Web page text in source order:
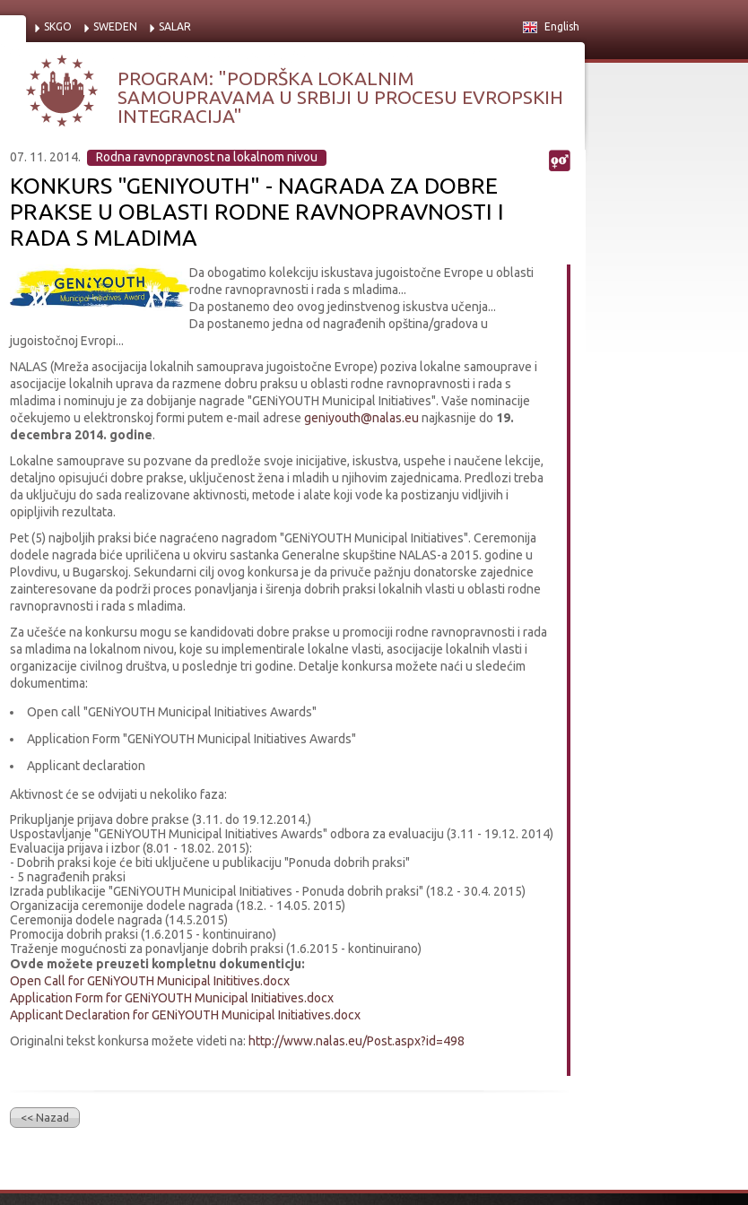
SKGO SWEDEN SALAR English
PROGRAM: "PODRŠKA LOKALNIM
SAMOUPRAVAMA U SRBIJI U PROCESU EVROPSKIH
INTEGRACIJA"
07. 11. 2014. Rodna ravnopravnost na lokalnom nivou
KONKURS "GENIYOUTH" - NAGRADA ZA DOBRE
PRAKSE U OBLASTI RODNE RAVNOPRAVNOSTI I
RADA S MLADIMA
Da obogatimo kolekciju iskustava jugoistočne Evrope u oblasti
rodne ravnopravnosti i rada s mladima...
Da postanemo deo ovog jedinstvenog iskustva učenja...
Da postanemo jedna od nagrađenih opština/gradova u
jugoistočnoj Evropi...
NALAS (Mreža asocijacija lokalnih samouprava jugoistočne Evrope) poziva lokalne samouprave i
asocijacije lokalnih uprava da razmene dobru praksu u oblasti rodne ravnopravnosti i rada s
mladima i nominuju je za dobijanje nagrade "GENiYOUTH Municipal Initiatives". Vaše nominacije
očekujemo u elektronskoj formi putem e-mail adrese geniyouth@nalas.eu najkasnije do 19.
decembra 2014. godine.
Lokalne samouprave su pozvane da predlože svoje inicijative, iskustva, uspehe i naučene lekcije,
detaljno opisujući dobre prakse, uključenost žena i mladih u njihovim zajednicama. Predlozi treba
da uključuju do sada realizovane aktivnosti, metode i alate koji vode ka postizanju vidljivih i
opipljivih rezultata.
Pet (5) najboljih praksi biće nagraćeno nagradom "GENiYOUTH Municipal Initiatives". Ceremonija
dodele nagrada biće upriličena u okviru sastanka Generalne skupštine NALAS-a 2015. godine u
Plovdivu, u Bugarskoj. Sekundarni cilj ovog konkursa je da privuče pažnju donatorske zajednice
zainteresovane da podrži proces ponavljanja i širenja dobrih praksi lokalnih vlasti u oblasti rodne
ravnopravnosti i rada s mladima.
Za učešće na konkursu mogu se kandidovati dobre prakse u promociji rodne ravnopravnosti i rada
sa mladima na lokalnom nivou, koje su implementirale lokalne vlasti, asocijacije lokalnih vlasti i
organizacije civilnog društva, u poslednje tri godine. Detalje konkursa možete naći u sledećim
dokumentima:
Open call "GENiYOUTH Municipal Initiatives Awards"
Application Form "GENiYOUTH Municipal Initiatives Awards"
Applicant declaration
Aktivnost će se odvijati u nekoliko faza:
Prikupljanje prijava dobre prakse (3.11. do 19.12.2014.)
Uspostavljanje "GENiYOUTH Municipal Initiatives Awards" odbora za evaluaciju (3.11 - 19.12. 2014)
Evaluacija prijava i izbor (8.01 - 18.02. 2015):
- Dobrih praksi koje će biti uključene u publikaciju "Ponuda dobrih praksi"
- 5 nagrađenih praksi
Izrada publikacije "GENiYOUTH Municipal Initiatives - Ponuda dobrih praksi" (18.2 - 30.4. 2015)
Organizacija ceremonije dodele nagrada (18.2. - 14.05. 2015)
Ceremonija dodele nagrada (14.5.2015)
Promocija dobrih praksi (1.6.2015 - kontinuirano)
Traženje mogućnosti za ponavljanje dobrih praksi (1.6.2015 - kontinuirano)
Ovde možete preuzeti kompletnu dokumenticju:
Open Call for GENiYOUTH Municipal Inititives.docx
Application Form for GENiYOUTH Municipal Initiatives.docx
Applicant Declaration for GENiYOUTH Municipal Initiatives.docx
Originalni tekst konkursa možete videti na: http://www.nalas.eu/Post.aspx?id=498
<< Nazad